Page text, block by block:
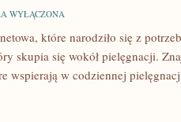
WYŁĄCZONA
które narodziło się z
skupia się wokół pielęgnacji.
wspierają w codziennej